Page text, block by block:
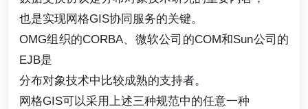
也是实现网格GIS协同服务的关键。
OMG组织的CORBA、微软公司的COM和Sun公司的
EJB是
分布对象技术中比较成熟的支持者。
网格GIS可以采用上述三种规范中的任意一种